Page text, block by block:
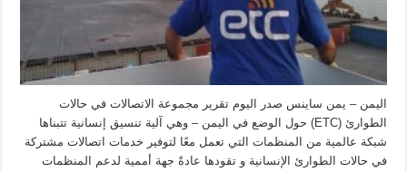
اليمن – يمن ساينس صدر اليوم تقرير مجموعة الاتصالات في حالات
الطوارئ (ETC) حول الوضع في اليمن – وهي آلية تنسيق إنسانية تتبناها
شبكة عالمية من المنظمات التي تعمل معًا لتوفير خدمات اتصالات مشتركة
في حالات الطوارئ الإنسانية و تقودها عادةً جهة أممية لدعم المنظمات